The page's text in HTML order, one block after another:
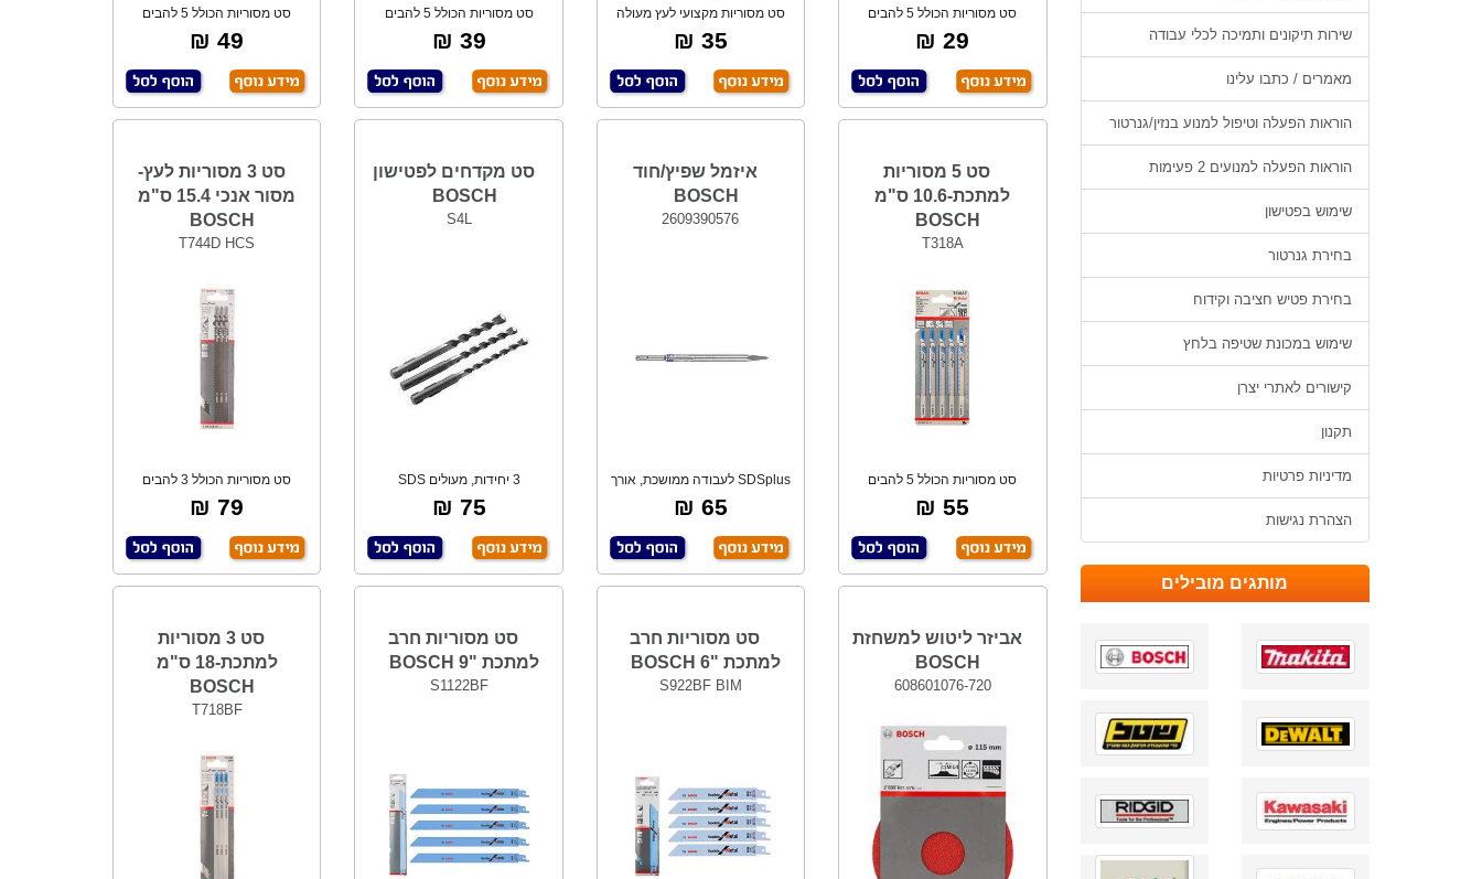
סט מסוריות הכולל 5 להבים
לחיתוך מתכת דק
29 ₪
סט מסוריות מקצועי לעץ מעולה
לחיתוך מהיר,
35 ₪
סט מסוריות הכולל 5 להבים
לחיתוך אלומיני
39 ₪
סט מסוריות הכולל 5 להבים
מעולה לחיתוך נ
49 ₪
סט 5 מסוריות
למתכת-10.6 ס"מ
BOSCH
T318A
סט מסוריות הכולל 5 להבים
לחיתוך מתכת דקה
55 ₪
איזמל שפיץ/חוד
BOSCH
2609390576
SDSplus לעבודה ממושכת, אורך
כללי 250 מ"מ
65 ₪
סט מקדחים לפטישון
BOSCH
S4L
3 יחידות, מעולים SDS
PLUSבעובי 6,8,10,75 ₪
סט 3 מסוריות לעץ-
מסור אנכי 15.4 ס"מ
BOSCH
T744D HCS
סט מסוריות הכולל 3 להבים
מסוריות ארוכות
79 ₪
אביזר ליטוש למשחזת
BOSCH
608601076-720
סט מסוריות חרב
למתכת "6 BOSCH
S922BF BIM
סט מסוריות חרב
למתכת "9 BOSCH
S1122BF
סט 3 מסוריות
למתכת-18 ס"מ
BOSCH
T718BF
שירות תיקונים ותמיכה לכלי עבודה
מאמרים / כתבו עלינו
הוראות הפעלה וטיפול למנוע בנזין/גנרטור
הוראות הפעלה למנועים 2 פעימות
שימוש בפטישון
בחירת גנרטור
בחירת פטיש חציבה וקידוח
שימוש במכונת שטיפה בלחץ
קישורים לאתרי יצרן
תקנון
מדיניות פרטיות
הצהרת נגישות
מותגים מובילים